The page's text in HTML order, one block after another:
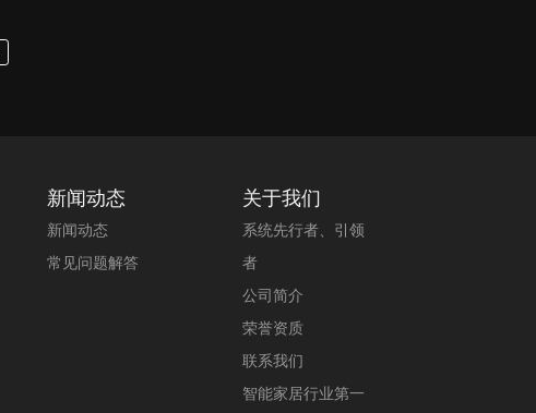
新闻动态
新闻动态
常见问题解答
关于我们
系统先行者、引领
者
公司简介
荣誉资质
联系我们
智能家居行业第一